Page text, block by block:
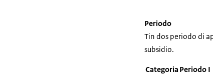
Periodo
Tin dos periodo di
subsidio.
Categoria Periodo I